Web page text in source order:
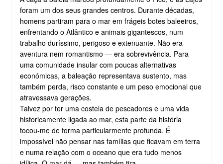
foram um dos seus grandes centros. Durante décadas,
homens partiram para o mar em frágeis botes baleeiros,
enfrentando o Atlântico e animais gigantescos, num
trabalho duríssimo, perigoso e extenuante. Não era
aventura nem romantismo — era sobrevivência. Para
uma comunidade insular com poucas alternativas
económicas, a baleação representava sustento, mas
também perda, risco constante e um peso emocional que
atravessava gerações.
Talvez por ter uma costela de pescadores e uma vida
historicamente ligada ao mar, esta parte da história
tocou-me de forma particularmente profunda. É
impossível não pensar nas famílias que ficavam em terra
e numa relação com o oceano que era tudo menos